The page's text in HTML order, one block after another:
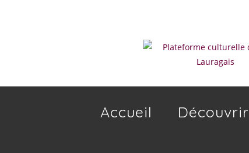
Accueil Découvrir